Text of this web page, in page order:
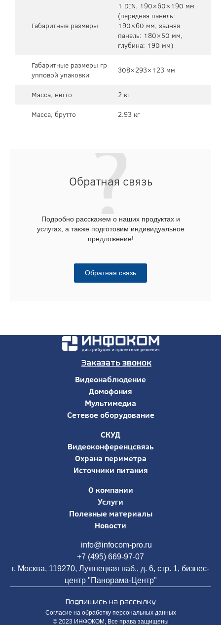
Габаритные размеры
1 DIN. 190×60×190 мм
(передняя панель:
190×60 мм, задняя
панель: 180×50 мм,
глубина: 190 мм)
Габаритные размеры гр
упповой упаковки
308×293×123 мм
Масса, нетто
2 кг
Масса, брутто
2.93 кг
Обратная связь
Подробно расскажем о наших продуктах и
услугах, а также подготовим индивидуальное
предложение!
Обратная связь
Заказать звонок
Видеонаблюдение
Домофония
Мультимедиа
Сетевое оборудование
СКУД
Видеоконференцсвязь
Охрана периметра
Источники питания
О компании
Услуги
Полезные материалы
Новости
info@infocom-pro.ru
+7 (495) 669-97-07
г. Москва, 119270, Лужнецкая наб., д. 6, стр. 1, бизнес-
центр "Панорама-Центр"
Подпишись на рассылку
Согласие на обработку персональных данных
© 2023 ИНФОКОМ, Все права защищены